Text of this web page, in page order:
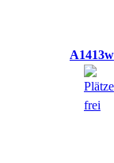
A1413w